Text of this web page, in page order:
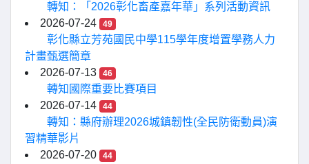
轉知：「2026彰化畜產嘉年華」系列活動資訊
2026-07-24
49
彰化縣立芳苑國民中學115學年度增置學務人力
計畫甄選簡章
2026-07-13
46
轉知國際重要比賽項目
2026-07-14
44
轉知：縣府辦理2026城鎮韌性(全民防衛動員)演
習精華影片
2026-07-20
44